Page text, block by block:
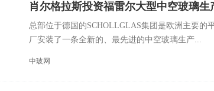
肖尔格拉斯投资福雷尔大型中空玻璃生
总部位于德国的SCHOLLGLAS集团是欧洲主要的
厂安装了一条全新的、最先进的中空玻璃生产...
中玻网